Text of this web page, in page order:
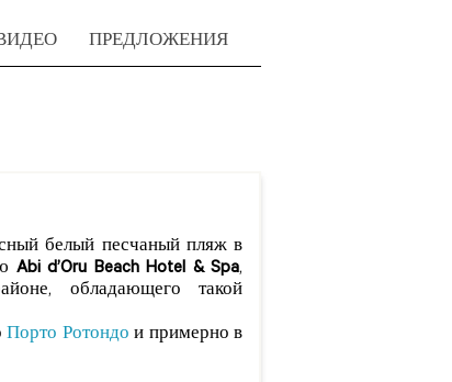
ПРЕДЛОЖЕНИЯ
белый песчаный пляж в
Abi d’Oru Beach Hotel & Spa,
обладающего такой
Порто Ротондо и примерно в